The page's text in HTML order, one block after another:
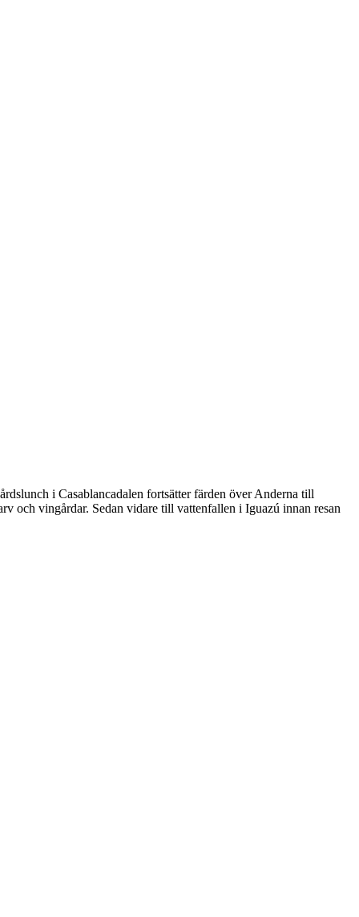
i Casablancadalen fortsätter färden över Anderna till
och vingårdar. Sedan vidare till vattenfallen i Iguazú innan resan